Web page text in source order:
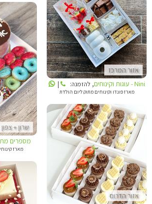
אזור המרכז
NINI - עוגות וקינוחים
Nini - עוגות וקינוחים , להזמנה: |
מארז פונדו וקינוחים מתוק ליום הולדת
שרון + צפון
מספרים
מארז
אזור הדרום
הילה מתוקה